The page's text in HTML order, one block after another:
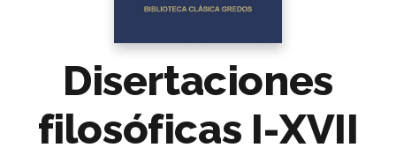
Disertaciones
filosóficas I-XVII